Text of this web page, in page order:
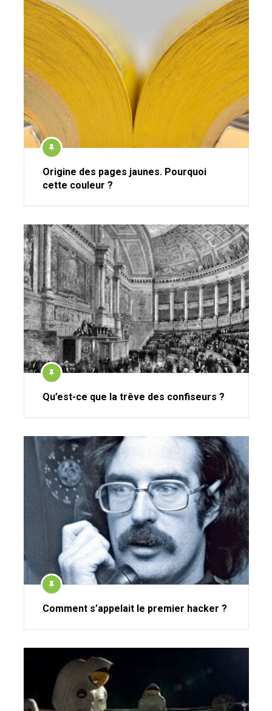
Origine des pages jaunes. Pourquoi
cette couleur ?
Qu’est-ce que la trêve des confiseurs ?
Comment s’appelait le premier hacker ?